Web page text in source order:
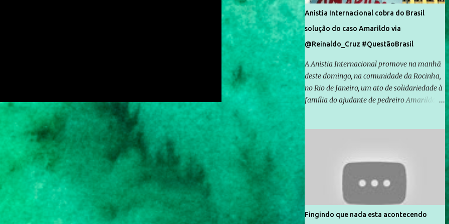
Anistia Internacional cobra do Brasil
solução do caso Amarildo via
@Reinaldo_Cruz #QuestãoBrasil
A Anistia Internacional promove na manhã
deste domingo, na comunidade da Rocinha,
no Rio de Janeiro, um ato de solidariedade à
família do ajudante de pedreiro Amarildo de
Rocinha. A assessora de Direitos Humanos
da Anistia Internacional, Renata Neder, disse
à Agência Brasil que ações e atividades de
mobilização são feitas normalmente pela
organização não governamental. As ações
de solidariedade são promovidas em apoio
Fingindo que nada esta acontecendo